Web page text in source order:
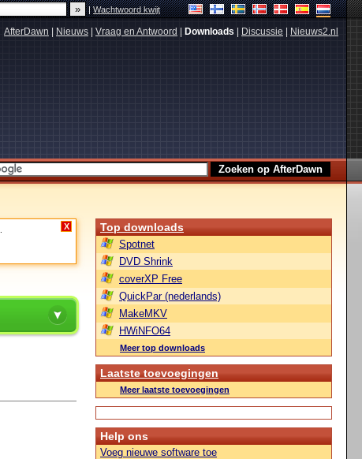
|Wachtwoord kwijt
AfterDawn Nieuws Vraag en Antwoord Downloads Discussie Nieuws2.nl
X Top downloads
Spotnet
DVD Shrink
coverXP Free
QuickPar (nederlands)
MakeMKV
HWiNFO64
Meer top downloads
Laatste toevoegingen
Meer laatste toevoegingen
Help ons
Voeg nieuwe software toe